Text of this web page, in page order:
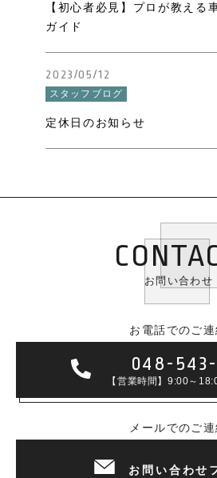
【初心者必見】プロが教える
ガイド
2023/05/12
スタッフブログ
定休日のお知らせ
お問い合わせ
お電話でのご連
048-
【営業時間】9:00～
メールでのご連
お問い合わせ